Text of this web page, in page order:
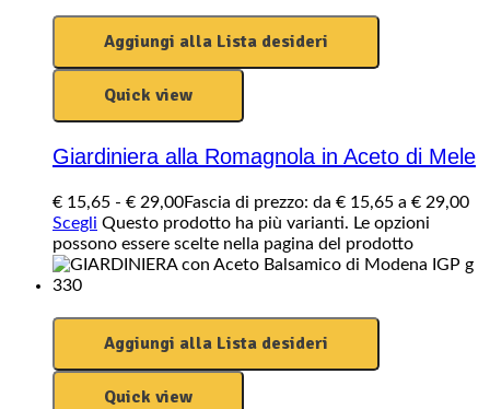
Aggiungi alla Lista desideri
Quick view
Giardiniera alla Romagnola in Aceto di Mele
€ 15,65 - € 29,00Fascia di prezzo: da € 15,65 a € 29,00
Scegli Questo prodotto ha più varianti. Le opzioni
possono essere scelte nella pagina del prodotto
Aggiungi alla Lista desideri
Quick view